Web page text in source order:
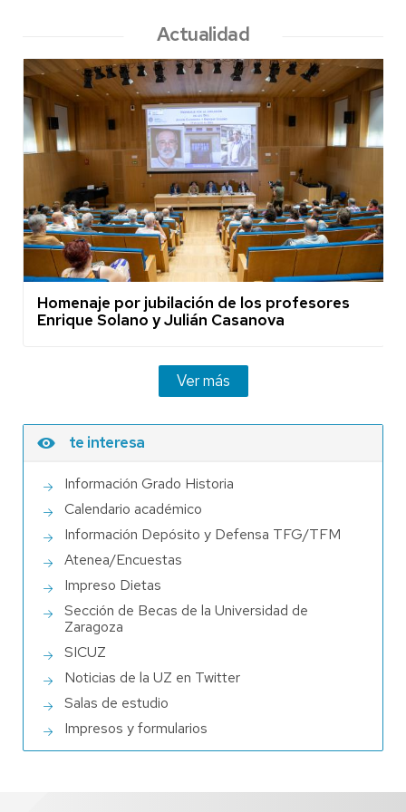
Actualidad
Homenaje por jubilación de los profesores
Enrique Solano y Julián Casanova
Ver más
te interesa
Información Grado Historia
Calendario académico
Información Depósito y Defensa TFG/TFM
Atenea/Encuestas
Impreso Dietas
Sección de Becas de la Universidad de
Zaragoza
SICUZ
Noticias de la UZ en Twitter
Salas de estudio
Impresos y formularios